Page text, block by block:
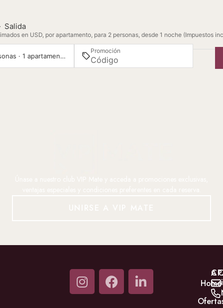
Salida
en USD, por apartamento, para 2 personas, desde 1 noche (Impuestos
2 personas · 1 apartamento
Promoción
Home